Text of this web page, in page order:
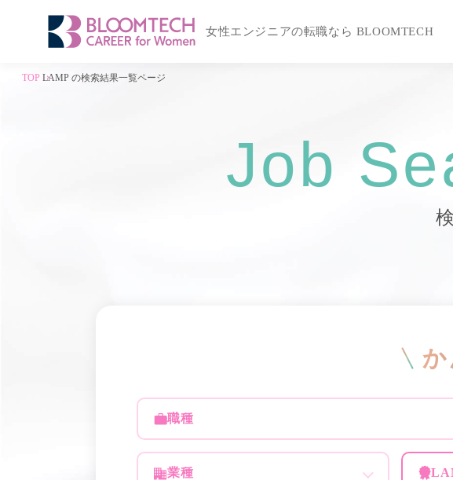
女性エンジニアの転職なら BLOOMTECH
TOP LAMP の検索結果一覧ページ
Job
職種
業種